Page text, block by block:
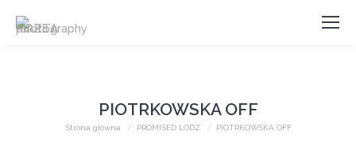
PIOTRKOWSKA OFF
Jesteś tutaj:
Strona główna PROMISED LODZ PIOTRKOWSKA OFF